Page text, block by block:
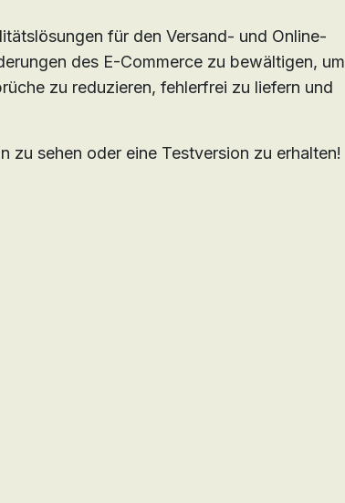
für den Versand- und Online-
des E-Commerce zu bewältigen, um
zu reduzieren, fehlerfrei zu liefern und
zu sehen oder eine Testversion zu erhalten!